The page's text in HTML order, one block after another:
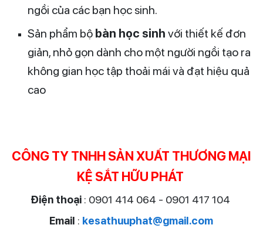
ngồi của các bạn học sinh.
Sản phẩm bộ bàn học sinh với thiết kế đơn
giản, nhỏ gọn dành cho một người ngồi tạo ra
không gian học tập thoải mái và đạt hiệu quả
cao
CÔNG TY TNHH SẢN XUẤT THƯƠNG MẠI
KỆ SẮT HỮU PHÁT
Điện thoại: 0901 414 064 - 0901 417 104
Email : kesathuuphat@gmail.com